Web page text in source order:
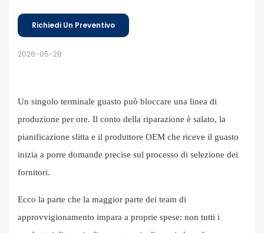
Richiedi Un Preventivo
2026-05-28
Un singolo terminale guasto può bloccare una linea di
produzione per ore. Il conto della riparazione è salato, la
pianificazione slitta e il produttore OEM che riceve il guasto
inizia a porre domande precise sul processo di selezione dei
fornitori.
Ecco la parte che la maggior parte dei team di
approvvigionamento impara a proprie spese: non tutti i